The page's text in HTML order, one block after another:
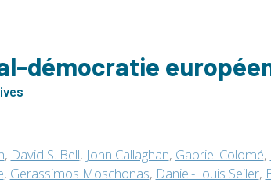
démocratie
, David S. Bell, John Callaghan, Gabriel Colomé,
, Gerassimos Moschonas, Daniel-Louis Seiler,